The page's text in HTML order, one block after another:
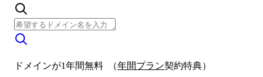
ドメインが1年間無料 （年間プラン契約特典）